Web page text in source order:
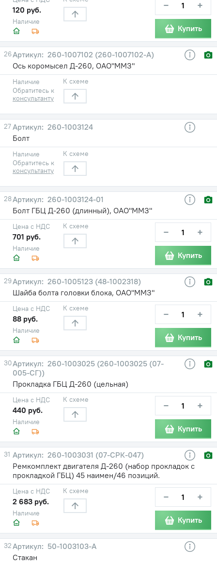
Наличие
120 руб. − +
Купить
26
260-1007102 (260-1007102-А)
Ось коромысел Д-260, ОАО"ММЗ"
Наличие
Обратитесь к
консультанту
К схеме
27
260-1003124
Болт
Наличие
Обратитесь к
консультанту
К схеме
28
260-1003124-01
Болт ГБЦ Д-260 (длинный), ОАО"ММЗ"
Наличие
Цена с НДС
701 руб.
К схеме − +
Купить
29
260-1005123 (48-1002318)
Шайба болта головки блока, ОАО"ММЗ"
Наличие
Цена с НДС
88 руб.
К схеме − +
Купить
30
260-1003025 (260-1003025 (07-
005-СГ))
Прокладка ГБЦ Д-260 (цельная)
Наличие
Цена с НДС
440 руб.
К схеме − +
Купить
31
260-1003031 (07-СРК-047)
Ремкомплект двигателя Д-260 (набор прокладок с
прокладкой ГБЦ) 45 наимен/46 позиций.
Наличие
Цена с НДС
2 683 руб.
К схеме − +
Купить
32
50-1003103-А
Стакан